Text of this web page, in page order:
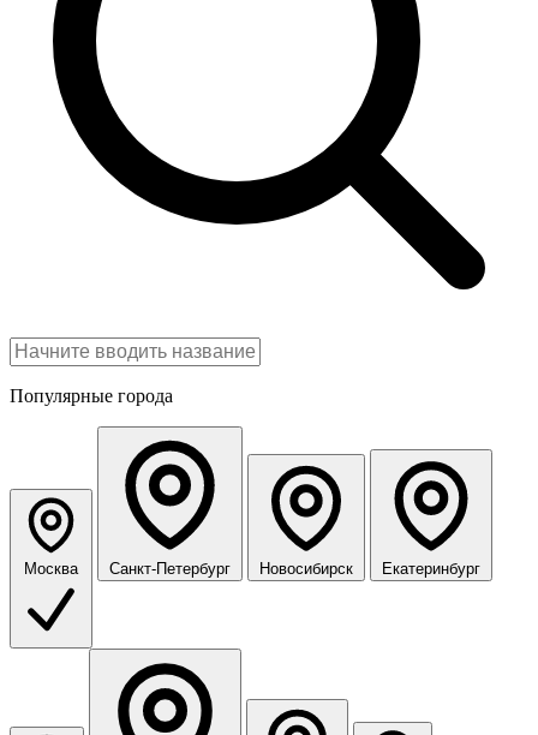
Популярные города
Москва Санкт-Петербург Новосибирск Екатеринбург